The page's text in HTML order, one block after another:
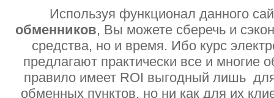
Используя функционал данного
обменников, Вы можете сберечь и
средства, но и время. Ибо курс
предлагают практически все и многие
правило имеет ROI выгодный лишь
обменных пунктов, но ни как для их